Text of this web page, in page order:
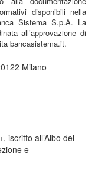
disponibili nella
Sistema S.p.A. La
all’approvazione di
bancasistema.it.
Milano
iscritto all’Albo dei
e